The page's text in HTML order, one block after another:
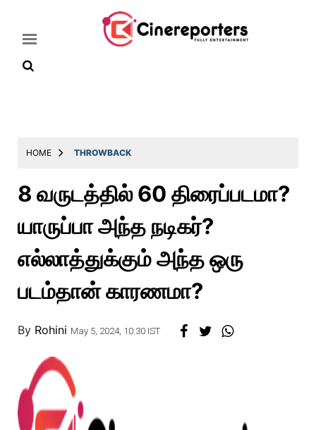
Latest
Throwback
Television
Reviews
Story
HOME THROWBACK
8 வருடத்தில் 60 திரைப்படமா?
யாருப்பா அந்த நடிகர்?
எல்லாத்துக்கும் அந்த ஒரு
படம்தான் காரணமா?
By Rohini May 5, 2024, 10:30 IST